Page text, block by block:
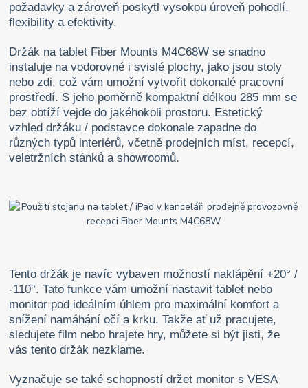
požadavky a zároveň poskytl vysokou úroveň pohodlí,
flexibility a efektivity.
Držák na tablet Fiber Mounts M4C68W se snadno
instaluje na vodorovné i svislé plochy, jako jsou stoly
nebo zdi, což vám umožní vytvořit dokonalé pracovní
prostředí. S jeho poměrně kompaktní délkou 285 mm se
bez obtíží vejde do jakéhokoli prostoru. Estetický
vzhled držáku / podstavce dokonale zapadne do
různých typů interiérů, včetně prodejních míst, recepcí,
veletržních stánků a showroomů.
Tento držák je navíc vybaven možností naklápění +20° /
-110°. Tato funkce vám umožní nastavit tablet nebo
monitor pod ideálním úhlem pro maximální komfort a
snížení namáhání očí a krku. Takže ať už pracujete,
sledujete film nebo hrajete hry, můžete si být jisti, že
vás tento držák nezklame.
Vyznačuje se také schopností držet monitor s VESA